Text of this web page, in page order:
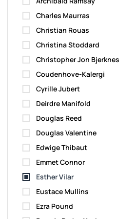
Charles Maurras
Christian Rouas
Christina Stoddard
Christopher Jon Bjerknes
Coudenhove-Kalergi
Cyrille Jubert
Deirdre Manifold
Douglas Reed
Douglas Valentine
Edwige Thibaut
Emmet Connor
Esther Vilar
Eustace Mullins
Ezra Pound